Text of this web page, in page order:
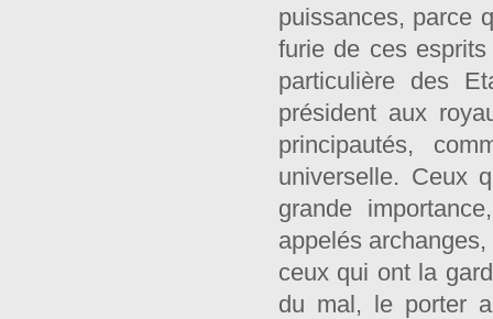
puissances, parce
furie de ces
particulière des
président aux
principautés,
universelle. Ceux
grande
appelés
ceux qui ont la
du mal, le porter